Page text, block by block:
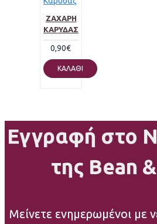
ΖΆΧΑΡΗ
ΚΑΡΎΔΑΣ
0,90€
ΚΑΛΆΘΙ
Εγγραφή στο
της Bean
Μείνετε ενημερωμένοι με